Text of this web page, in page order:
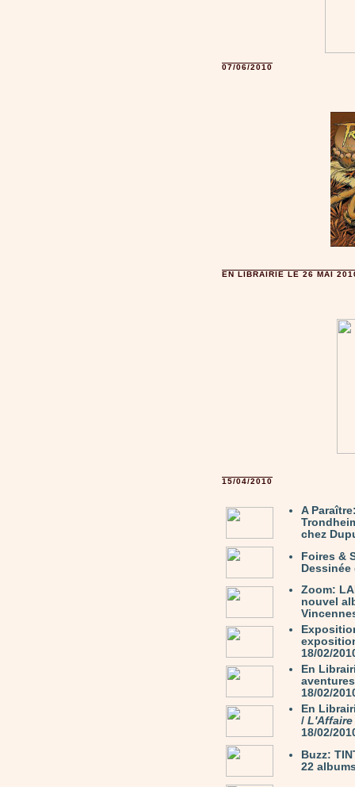
07/06/2010
EN LIBRAIRIE LE 26 MAI
15/04/2010
A
chez
Foires &
Dessinée
Zoom:
nouvel
18/02/
En
18/02/
En
/ L'Affaire
18/02/
Buzz:
22